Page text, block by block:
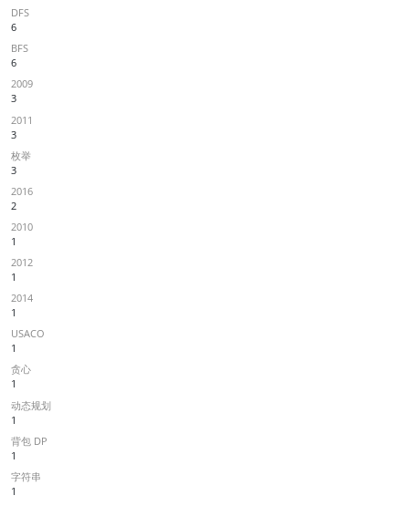
DFS
6
BFS
6
2009
3
2011
3
枚举
3
2016
2
2010
1
2012
1
2014
1
USACO
1
贪心
1
动态规划
1
背包 DP
1
字符串
1